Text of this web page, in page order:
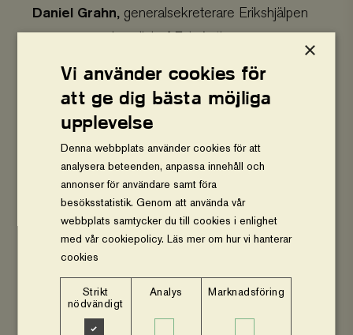
Daniel Grahn, generalsekreterare Erikshjälpen
Ulrika Urey,kanslichef Fair Action
mänskliga rättigheter
Lisbeth Petersen
Hewan Temesghen,generalsekreterare
Föreningen för Fairtrade Sverige
Richard Nordström
, generalsekreterare Hand
in Hand
Silvia Ernhagen,VD Hungerprojektet
Ann Svensén, generalsekreterare Individuell
Människohjälp
×
Vi använder cookies för
att ge dig bästa möjliga
upplevelse
Denna webbplats använder cookies för att
analysera beteenden, anpassa innehåll och
annonser för användare samt föra
besöksstatistik. Genom att använda vår
webbplats samtycker du till cookies i enlighet
med vår cookiepolicy.Läs mer om hur vi hanterar
cookies
Strikt
nödvändigt
Analys Marknadsföring